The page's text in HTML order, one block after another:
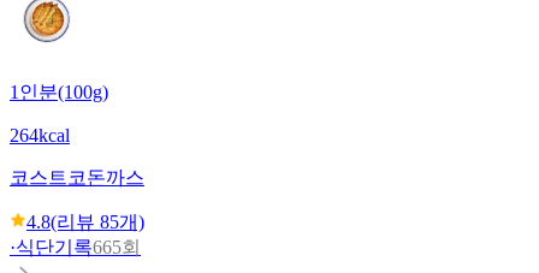
1인분(100g)
264kcal
코스트코돈까스
4.8(리뷰 85개)
·식단기록665회